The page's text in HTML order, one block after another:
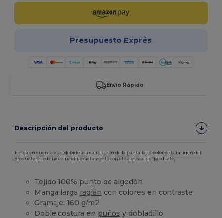
Presupuesto Exprés
Envío Rápido
Descripción del producto
Tenga en cuenta que, debido a la calibración de la pantalla, el color de la imagen del
producto puede no coincidir exactamente con el color real del producto.
Tejido 100% punto de algodón
Manga larga raglán con colores en contraste
Gramaje: 160 g/m2
Doble costura en puños y dobladillo